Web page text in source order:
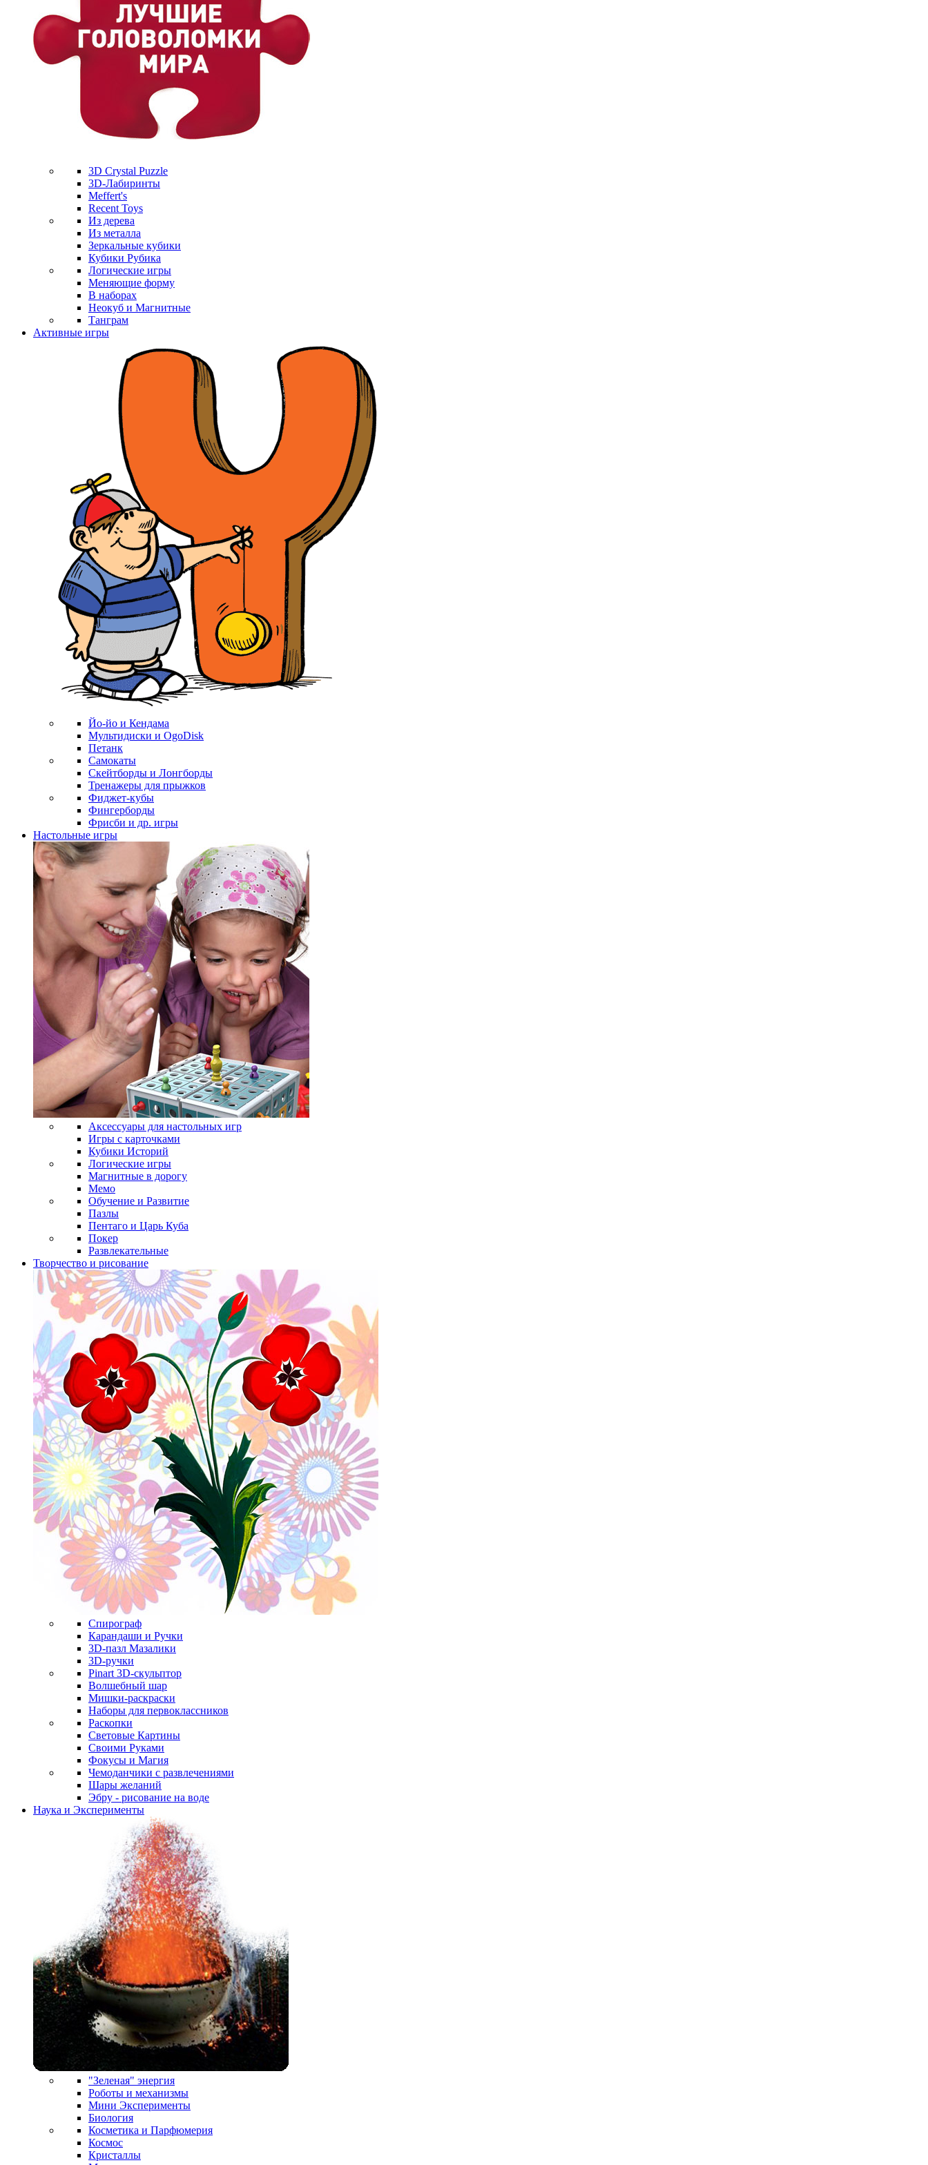
3D Crystal Puzzle
3D-Лабиринты
Meffert's
Recent Toys
Из дерева
Из металла
Зеркальные кубики
Кубики Рубика
Логические игры
Меняющие форму
В наборах
Неокуб и Магнитные
Танграм
Активные игры
Йо-йо и Кендама
Мультидиски и OgoDisk
Петанк
Самокаты
Скейтборды и Лонгборды
Тренажеры для прыжков
Фиджет-кубы
Фингерборды
Фрисби и др. игры
Настольные игры
Аксессуары для настольных игр
Игры с карточками
Кубики Историй
Логические игры
Магнитные в дорогу
Мемо
Обучение и Развитие
Пазлы
Пентаго и Царь Куба
Покер
Развлекательные
Творчество и рисование
Спирограф
Карандаши и Ручки
3D-пазл Мазалики
3D-ручки
Pinart 3D-скульптор
Волшебный шар
Мишки-раскраски
Наборы для первоклассников
Раскопки
Световые Картины
Своими Руками
Фокусы и Магия
Чемоданчики с развлечениями
Шары желаний
Эбру - рисование на воде
Наука и Эксперименты
"Зеленая" энергия
Роботы и механизмы
Мини Эксперименты
Биология
Косметика и Парфюмерия
Космос
Кристаллы